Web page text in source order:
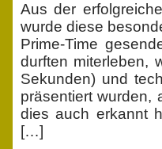
Aus der
wurde diese
Prime-Time
durften miterleben,
Sekunden) und
präsentiert wurden,
dies auch erkannt
[…]